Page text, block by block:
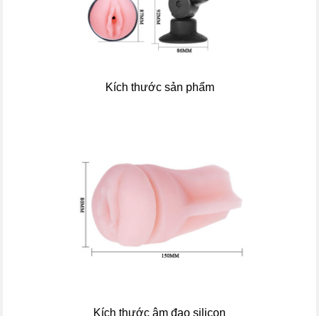
Kích thước sản phẩm
Kích thước âm đạo silicon